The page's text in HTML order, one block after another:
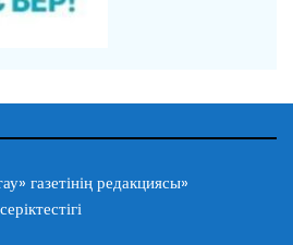
газетінің редакциясы»